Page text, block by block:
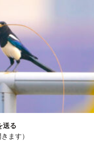
送る
ます）